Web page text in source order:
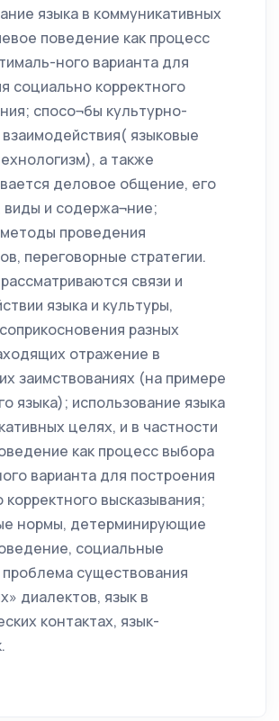
языка в коммуникативных
поведение как процесс
ного варианта для
социально корректного
спосо¬бы культурно-
взаимодействия( языковые
а также
деловое общение, его
виды и содержа¬ние;
проведения
переговорные стратегии.
связи и
языка и культуры,
разных
отражение в
заимствованиях (на примере
языка); использование языка
целях, и в частности
как процесс выбора
варианта для построения
корректного высказывания;
нормы, детерминирующие
социальные
существования
диалектов, язык в
контактах, язык-